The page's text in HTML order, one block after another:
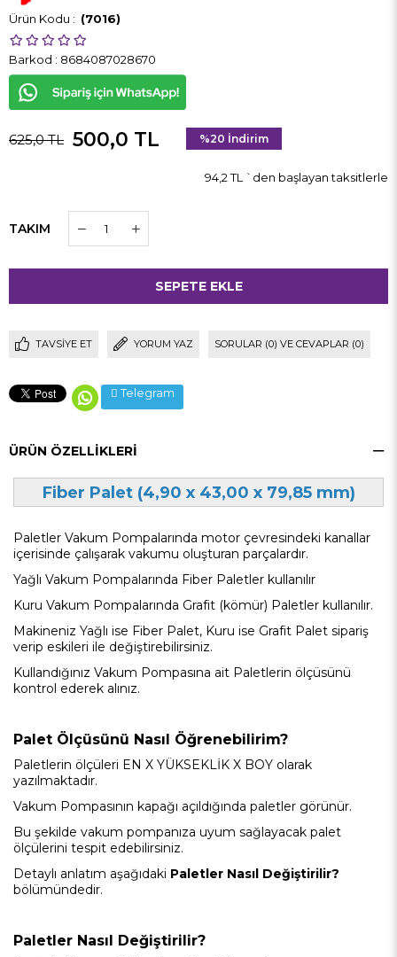
(7016)
Barkod : 8684087028670
625,0 TL 500,0 TL %20 İndirim
94,2 TL `den başlayan taksitlerle
TAKIM
TAVSIYE ET YORUM YAZ SORULAR (0) VE CEVAPLAR (0)
Telegram
ÜRÜN ÖZELLIKLERI
Fiber Palet (4,90 x 43,00 x 79,85 mm)
Paletler Vakum Pompalarında motor çevresindeki kanallar
içerisinde çalışarak vakumu oluşturan parçalardır.
Yağlı Vakum Pompalarında Fiber Paletler kullanılır
Kuru Vakum Pompalarında Grafit (kömür) Paletler kullanılır.
Makineniz Yağlı ise Fiber Palet, Kuru ise Grafit Palet sipariş
verip eskileri ile değiştirebilirsiniz.
Kullandığınız Vakum Pompasına ait Paletlerin ölçüsünü
kontrol ederek alınız.
Palet Ölçüsünü Nasıl Öğrenebilirim?
Paletlerin ölçüleri EN X YÜKSEKLİK X BOY olarak
yazılmaktadır.
Vakum Pompasının kapağı açıldığında paletler görünür.
Bu şekilde vakum pompanıza uyum sağlayacak palet
ölçülerini tespit edebilirsiniz.
Detaylı anlatım aşağıdaki Paletler Nasıl Değiştirilir?
bölümündedir.
Paletler Nasıl Değiştirilir?